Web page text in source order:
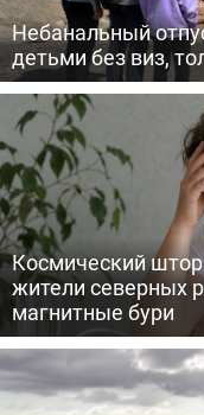
Небанальный
детьми без виз,
Космический
жители северных
магнитные бури